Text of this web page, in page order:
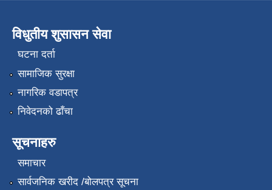
विधुतीय शुसासन सेवा
घटना दर्ता
सामाजिक सुरक्षा
नागरिक वडापत्र
निवेदनको ढाँचा
सूचनाहरु
समाचार
सार्वजनिक खरीद /बोलपत्र सूचना